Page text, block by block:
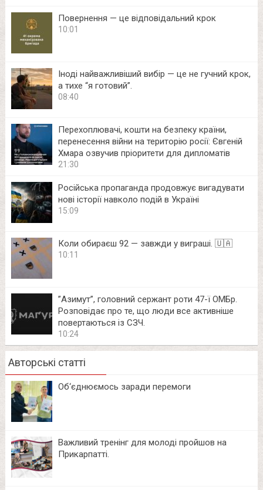
Повернення — це відповідальний крок
10:01
Іноді найважливіший вибір — це не гучний крок,
а тихе “я готовий”.
08:40
Перехоплювачі, кошти на безпеку країни,
перенесення війни на територію росії: Євгеній
Хмара озвучив пріоритети для дипломатів
21:30
Російська пропаганда продовжує вигадувати
нові історії навколо подій в Україні
15:09
Коли обираєш 92 — завжди у виграші. 🇺🇦
10:11
⁨”Азимут”, головний сержант роти 47-ї ОМБр.
Розповідає про те, що люди все активніше
повертаються із СЗЧ.
10:24
Авторські статті
Об‘єднюємось заради перемоги
Важливий тренінг для молоді пройшов на
Прикарпатті.